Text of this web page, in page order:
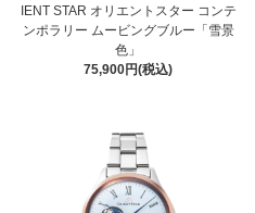
IENT STAR オリエントスター コンテ
ンポラリー ムービングブルー「雪景
色」
75,900円(税込)